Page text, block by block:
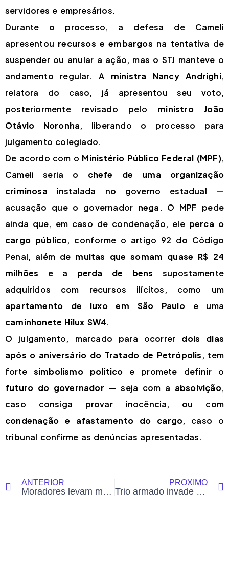
servidores e empresários.
Durante o processo, a defesa de Cameli
apresentou recursos e embargos na tentativa de
suspender ou anular a ação, mas o STJ manteve o
andamento regular. A ministra Nancy Andrighi,
relatora do caso, já apresentou seu voto,
posteriormente revisado pelo ministro João
Otávio Noronha, liberando o processo para
julgamento colegiado.
De acordo com o Ministério Público Federal (MPF),
Cameli seria o chefe de uma organização
criminosa instalada no governo estadual —
acusação que o governador nega. O MPF pede
ainda que, em caso de condenação, ele perca o
cargo público, conforme o artigo 92 do Código
Penal, além de multas que somam quase R$ 24
milhões e a perda de bens supostamente
adquiridos com recursos ilícitos, como um
apartamento de luxo em São Pauloe uma
caminhonete Hilux SW4.
O julgamento, marcado para ocorrer dois dias
após o aniversário do Tratado de Petrópolis, tem
forte simbolismo político e promete definir o
futuro do governador — seja com a absolvição,
caso consiga provar inocência, ou com
condenação e afastamento do cargo, caso o
tribunal confirme as denúncias apresentadas.
ANTERIOR
Moradores levam mais de 70 corpos para praça na Penha após megaoperação; total de mortos no RJ passa de 120
PRÓXIMO
Trio armado invade supermercado em Rio Branco e rouba R$ 4 mil e celulares